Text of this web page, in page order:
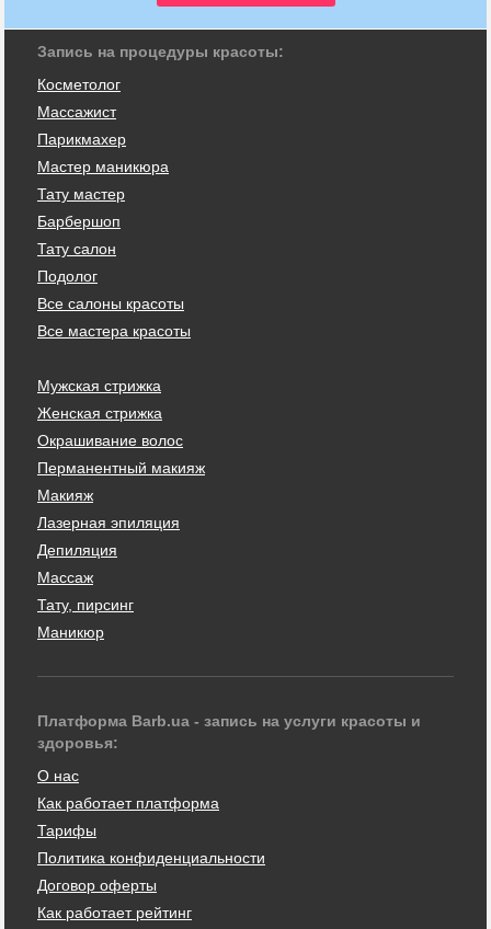
Запись на процедуры красоты:
Косметолог
Массажист
Парикмахер
Мастер маникюра
Тату мастер
Барбершоп
Тату салон
Подолог
Все салоны красоты
Все мастера красоты
Мужская стрижка
Женская стрижка
Окрашивание волос
Перманентный макияж
Макияж
Лазерная эпиляция
Депиляция
Массаж
Тату, пирсинг
Маникюр
Платформа Barb.ua - запись на услуги красоты и
здоровья:
О нас
Как работает платформа
Тарифы
Политика конфиденциальности
Договор оферты
Как работает рейтинг